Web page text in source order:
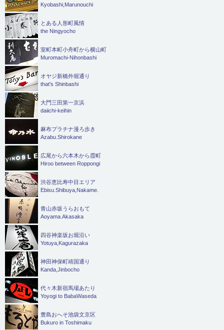
Kyobashi,Marunouchi
とある人形町風情
the Ningyocho
室町本町小舟町から横山町
Muromachi-Nihonbashi
オヤジ新橋外堀通り
that's Shinbashi
大門三田第一京浜
daiichi-keihin
麻布プラチナ漫ろ歩き
Azabu.Shirokane
広尾から六本木から霞町
Hiroo between Roppongi
渋谷恵比寿中目エリア
Ebisu.Shibuya,Nakame.
青山赤坂うらおもて
Aoyama.Akasaka
四谷神楽坂お堀沿い
Yotuya,Kagurazaka
神田神保町靖国通り
Kanda,Jinbocho
代々木新宿馬場あたり
Yoyogi to BabaWaseda
豊島おへそ池袋文京区
Bukuro in Toshimaku